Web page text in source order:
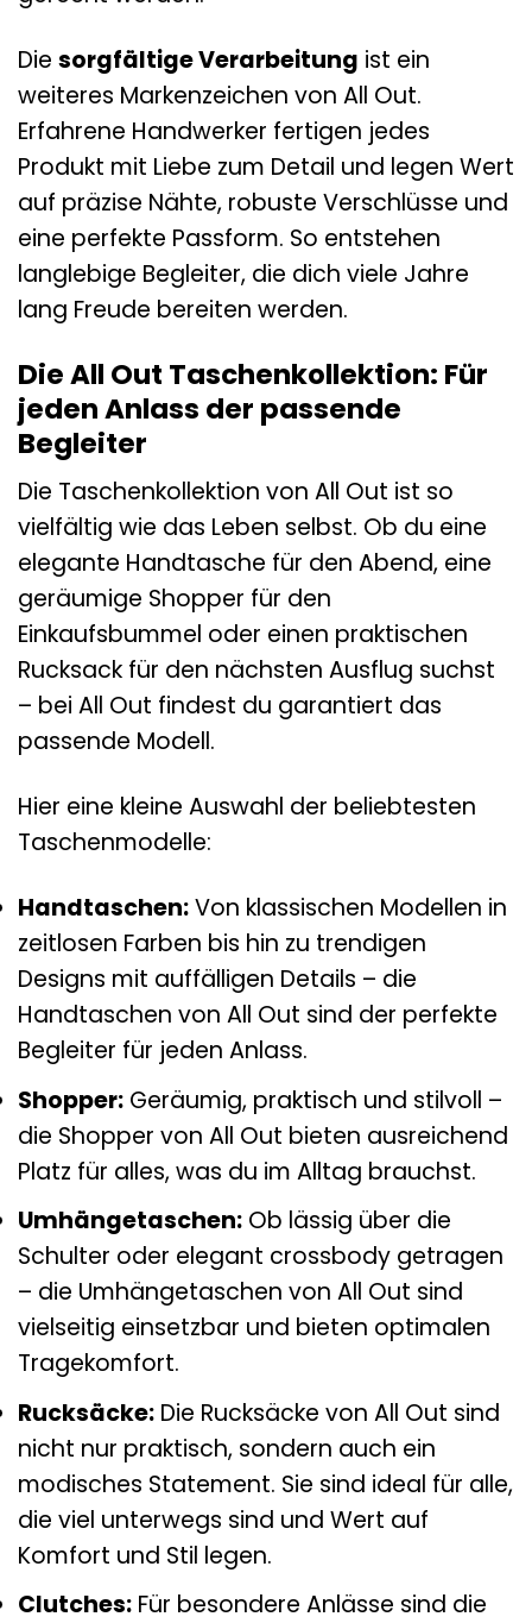
Die sorgfältige Verarbeitung ist ein
weiteres Markenzeichen von All Out.
Erfahrene Handwerker fertigen jedes
Produkt mit Liebe zum Detail und legen Wert
auf präzise Nähte, robuste Verschlüsse und
eine perfekte Passform. So entstehen
langlebige Begleiter, die dich viele Jahre
lang Freude bereiten werden.
Die All Out Taschenkollektion: Für
jeden Anlass der passende
Begleiter
Die Taschenkollektion von All Out ist so
vielfältig wie das Leben selbst. Ob du eine
elegante Handtasche für den Abend, eine
geräumige Shopper für den
Einkaufsbummel oder einen praktischen
Rucksack für den nächsten Ausflug suchst
– bei All Out findest du garantiert das
passende Modell.
Hier eine kleine Auswahl der beliebtesten
Taschenmodelle:
Handtaschen:Von klassischen Modellen in
zeitlosen Farben bis hin zu trendigen
Designs mit auffälligen Details – die
Handtaschen von All Out sind der perfekte
Begleiter für jeden Anlass.
Shopper: Geräumig, praktisch und stilvoll –
die Shopper von All Out bieten ausreichend
Platz für alles, was du im Alltag brauchst.
Umhängetaschen: Ob lässig über die
Schulter oder elegant crossbody getragen
– die Umhängetaschen von All Out sind
vielseitig einsetzbar und bieten optimalen
Tragekomfort.
Rucksäcke: Die Rucksäcke von All Out sind
nicht nur praktisch, sondern auch ein
modisches Statement. Sie sind ideal für alle,
die viel unterwegs sind und Wert auf
Komfort und Stil legen.
Clutches: Für besondere Anlässe sind die